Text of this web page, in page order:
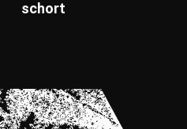
schort